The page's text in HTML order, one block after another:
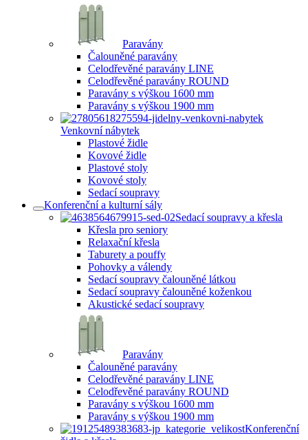
Paravány
Čalouněné paravány
Celodřevěné paravány LINE
Celodřevěné paravány ROUND
Paravány s výškou 1600 mm
Paravány s výškou 1900 mm
Venkovní nábytek
Plastové židle
Kovové židle
Plastové stoly
Kovové stoly
Sedací soupravy
Konferenční a kulturní sály
Sedací soupravy a křesla
Křesla pro seniory
Relaxační křesla
Taburety a pouffy
Pohovky a válendy
Sedací soupravy čalouněné látkou
Sedací soupravy čalouněné koženkou
Akustické sedací soupravy
Paravány
Čalouněné paravány
Celodřevěné paravány LINE
Celodřevěné paravány ROUND
Paravány s výškou 1600 mm
Paravány s výškou 1900 mm
Konferenční